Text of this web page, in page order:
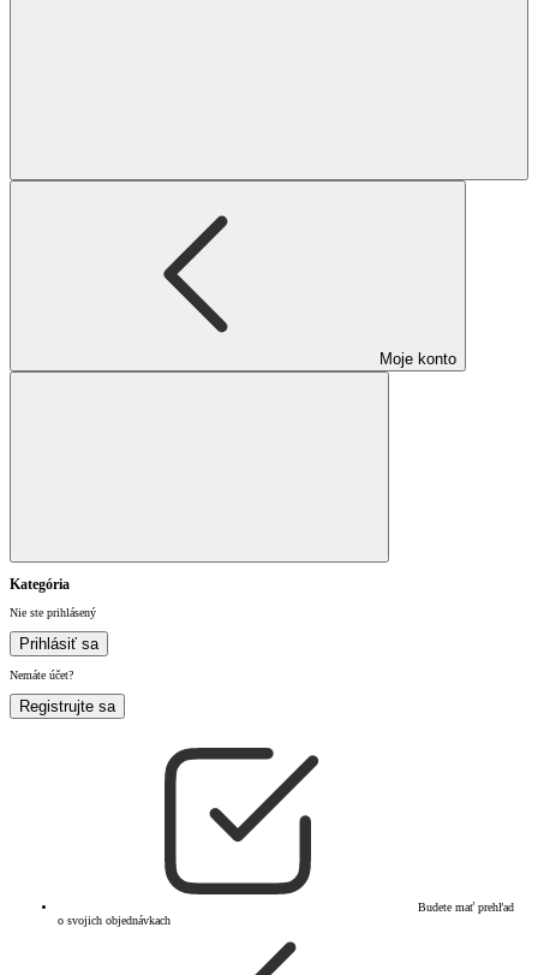
Moje konto
Kategória
Nie ste prihlásený
Prihlásiť sa
Nemáte účet?
Registrujte sa
Budete mať prehľad
o svojich objednávkach